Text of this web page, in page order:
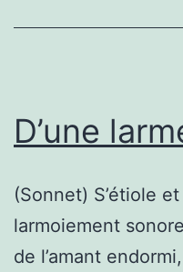
D’une
(Sonnet) S’étiole et
larmoiement
de l’amant